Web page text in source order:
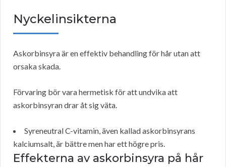
Nyckelinsikterna
Askorbinsyra är en effektiv behandling för hår utan att
orsaka skada.
Förvaring bör vara hermetisk för att undvika att
askorbinsyran drar åt sig väta.
Syreneutral C-vitamin, även kallad askorbinsyrans
kalciumsalt, är bättre men har ett högre pris.
Effekterna av askorbinsyra på hår